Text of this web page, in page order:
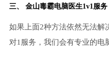
三、 金山毒霸电脑医生1v1服务
如果上面2种方法依然无法解
对1服务，我们会有专业的电